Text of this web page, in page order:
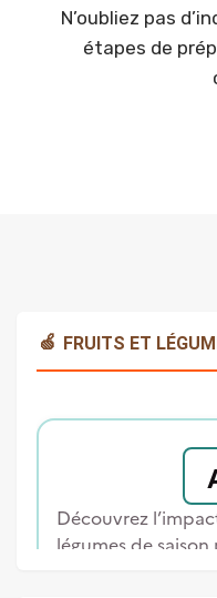
N’oubliez pas
étapes de
🍏 FRUITS ET